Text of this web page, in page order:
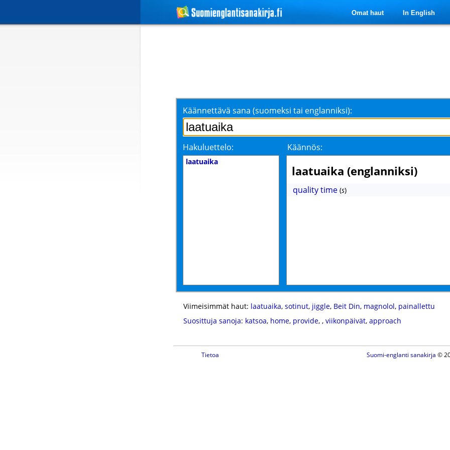
Omat haut In English
Käännettävä sana (suomeksi tai englanniksi):
Hakuluettelo: Käännös:
laatuaika
laatuaika (englanniksi)
quality time (s)
Viimeisimmät haut: laatuaika, sotinut, jiggle, Beit Din, magnolol, painallettu
Suosittuja sanoja: katsoa, home, provide, , viikonpäivät, approach
Tietoa Suomi-englanti sanakirja ©